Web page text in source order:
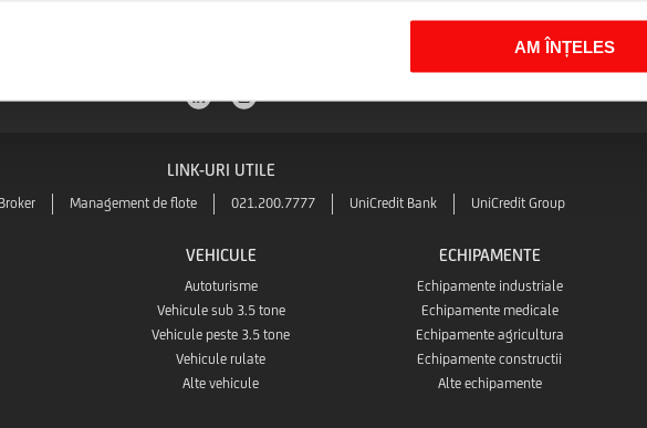
AM ÎNȚELES
LINK-URI UTILE
Management de flote 021.200.7777 UniCredit Bank UniCredit Group
VEHICULE
Autoturisme
Vehicule sub 3.5 tone
Vehicule peste 3.5 tone
Vehicule rulate
Alte vehicule
ECHIPAMENTE
Echipamente industriale
Echipamente medicale
Echipamente agricultura
Echipamente constructii
Alte echipamente